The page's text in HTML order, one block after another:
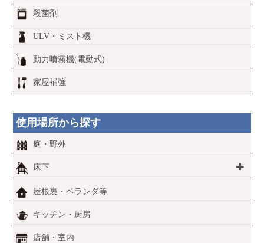
殺菌剤
ULV・ミスト機
動力噴霧機(電動式)
家屋補強
使用場所から探す
庭・野外
床下
屋根裏・ベランダ等
キッチン・厨房
店舗・室内